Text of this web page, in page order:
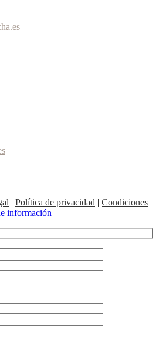
| Política de privacidad | Condiciones
información